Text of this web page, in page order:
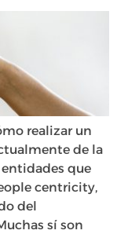
realizar un
de la
que
centricity,
del
sí son